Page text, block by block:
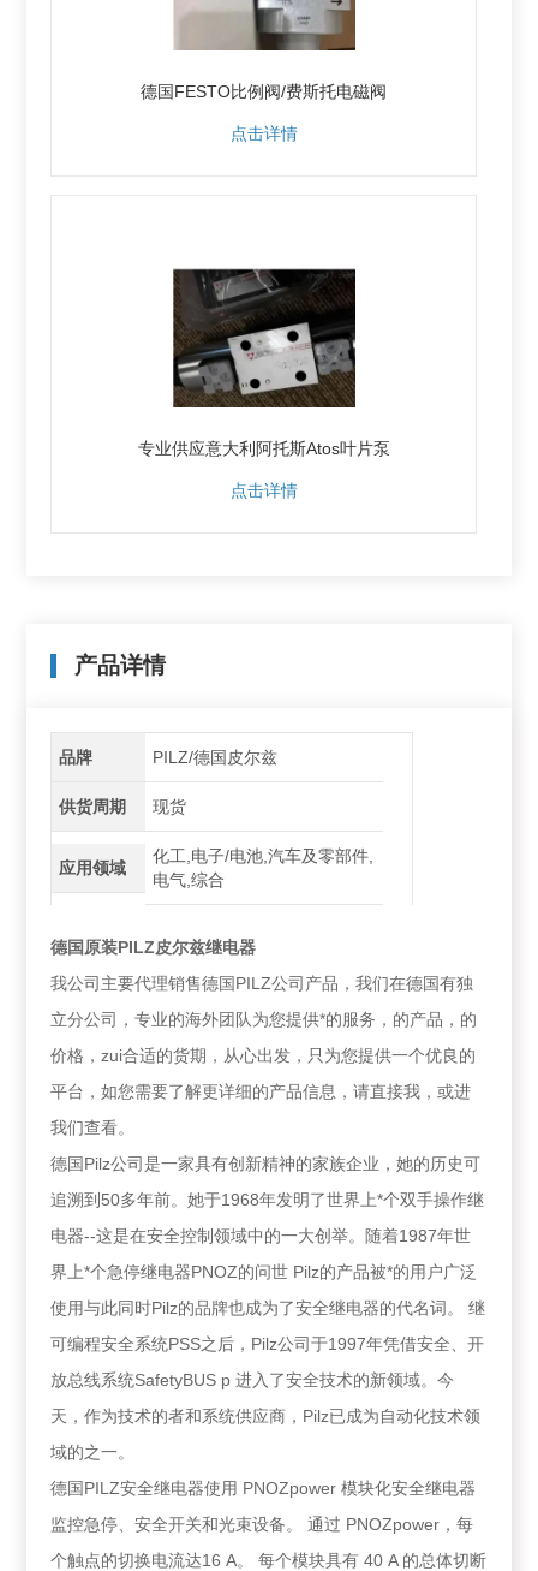
德国FESTO比例阀/费斯托电磁阀
点击详情
专业供应意大利阿托斯Atos叶片泵
点击详情
产品详情
品牌 PILZ/德国皮尔兹
供货周期 现货
应用领域
化工,电子/电池,汽车及零部件,
电气,综合
德国原装PILZ皮尔兹继电器
我公司主要代理销售德国PILZ公司产品，我们在德国有独
立分公司，专业的海外团队为您提供*的服务，的产品，的
价格，zui合适的货期，从心出发，只为您提供一个优良的
平台，如您需要了解更详细的产品信息，请直接我，或进
我们查看。
德国Pilz公司是一家具有创新精神的家族企业，她的历史可
追溯到50多年前。她于1968年发明了世界上*个双手操作继
电器--这是在安全控制领域中的一大创举。随着1987年世
界上*个急停继电器PNOZ的问世 Pilz的产品被*的用户广泛
使用与此同时Pilz的品牌也成为了安全继电器的代名词。 继
可编程安全系统PSS之后，Pilz公司于1997年凭借安全、开
放总线系统SafetyBUS p 进入了安全技术的新领域。今
天，作为技术的者和系统供应商，Pilz已成为自动化技术领
域的之一。
德国PILZ安全继电器使用 PNOZpower 模块化安全继电器
监控急停、安全开关和光束设备。 通过 PNOZpower，每
个触点的切换电流达16 A。 每个模块具有 40 A 的总体切断